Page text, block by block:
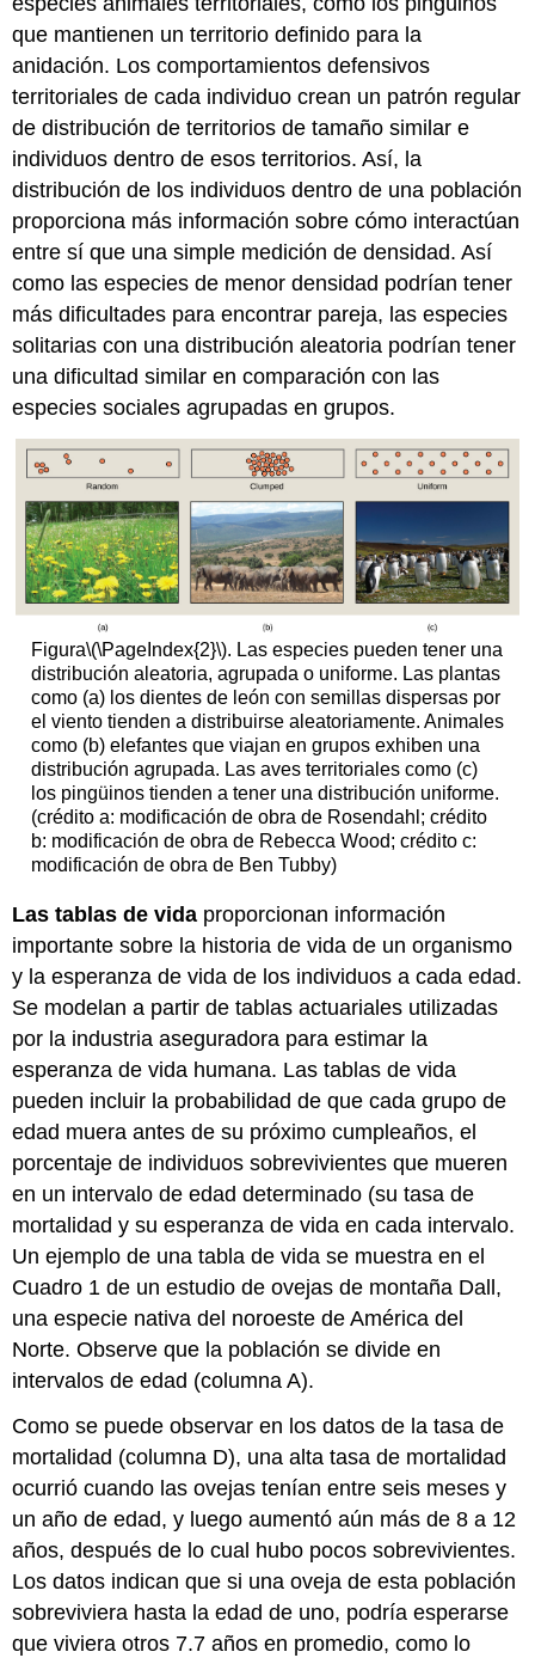
que mantienen un territorio definido para la
anidación. Los comportamientos defensivos
territoriales de cada individuo crean un patrón regular
de distribución de territorios de tamaño similar e
individuos dentro de esos territorios. Así, la
distribución de los individuos dentro de una población
proporciona más información sobre cómo interactúan
entre sí que una simple medición de densidad. Así
como las especies de menor densidad podrían tener
más dificultades para encontrar pareja, las especies
solitarias con una distribución aleatoria podrían tener
una dificultad similar en comparación con las
especies sociales agrupadas en grupos.
Figura\(\PageIndex{2}\). Las especies pueden tener una
distribución aleatoria, agrupada o uniforme. Las plantas
como (a) los dientes de león con semillas dispersas por
el viento tienden a distribuirse aleatoriamente. Animales
como (b) elefantes que viajan en grupos exhiben una
distribución agrupada. Las aves territoriales como (c)
los pingüinos tienden a tener una distribución uniforme.
(crédito a: modificación de obra de Rosendahl; crédito
b: modificación de obra de Rebecca Wood; crédito c:
modificación de obra de Ben Tubby)
Las tablas de vida proporcionan información
importante sobre la historia de vida de un organismo
y la esperanza de vida de los individuos a cada edad.
Se modelan a partir de tablas actuariales utilizadas
por la industria aseguradora para estimar la
esperanza de vida humana. Las tablas de vida
pueden incluir la probabilidad de que cada grupo de
edad muera antes de su próximo cumpleaños, el
porcentaje de individuos sobrevivientes que mueren
en un intervalo de edad determinado (su tasa de
mortalidad y su esperanza de vida en cada intervalo.
Un ejemplo de una tabla de vida se muestra en el
Cuadro 1 de un estudio de ovejas de montaña Dall,
una especie nativa del noroeste de América del
Norte. Observe que la población se divide en
intervalos de edad (columna A).
Como se puede observar en los datos de la tasa de
mortalidad (columna D), una alta tasa de mortalidad
ocurrió cuando las ovejas tenían entre seis meses y
un año de edad, y luego aumentó aún más de 8 a 12
años, después de lo cual hubo pocos sobrevivientes.
Los datos indican que si una oveja de esta población
sobreviviera hasta la edad de uno, podría esperarse
que viviera otros 7.7 años en promedio, como lo